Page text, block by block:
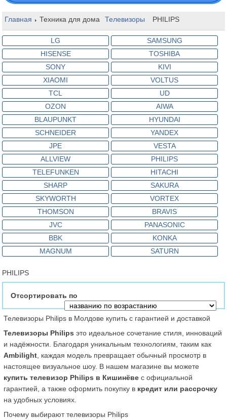
Главная Техника для дома Телевизоры PHILIPS
LG
SAMSUNG
HISENSE
TOSHIBA
SONY
KIVI
XIAOMI
VOLTUS
TCL
UD
OZON
AIWA
BLAUPUNKT
HYUNDAI
SCHNEIDER
YANDEX
JPE
VESTA
ALLVIEW
PHILIPS
TELEFUNKEN
HITACHI
SHARP
SAKURA
SKYWORTH
VORTEX
THOMSON
BRAVIS
JVC
PANASONIC
BBK
KONKA
MAGNUM
SATURN
PHILIPS
Отсортировать по
Телевизоры Philips в Молдове купить с гарантией и доставкой
Телевизоры Philips это идеальное сочетание стиля, инноваций
Ambilight , каждая модель превращает обычный просмотр в
купить телевизор Philips в Кишинёве с официальной
гарантией, а также оформить покупку в кредит или рассрочку
на удобных условиях.
Почему выбирают телевизоры Philips